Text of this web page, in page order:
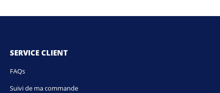
SERVICE CLIENT
FAQs
Suivi de ma commande